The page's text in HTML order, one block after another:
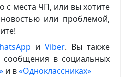
с места ЧП, или вы хотите
или проблемой,
иViber. Вы также
сообщения в социальных
и в«Одноклассниках»